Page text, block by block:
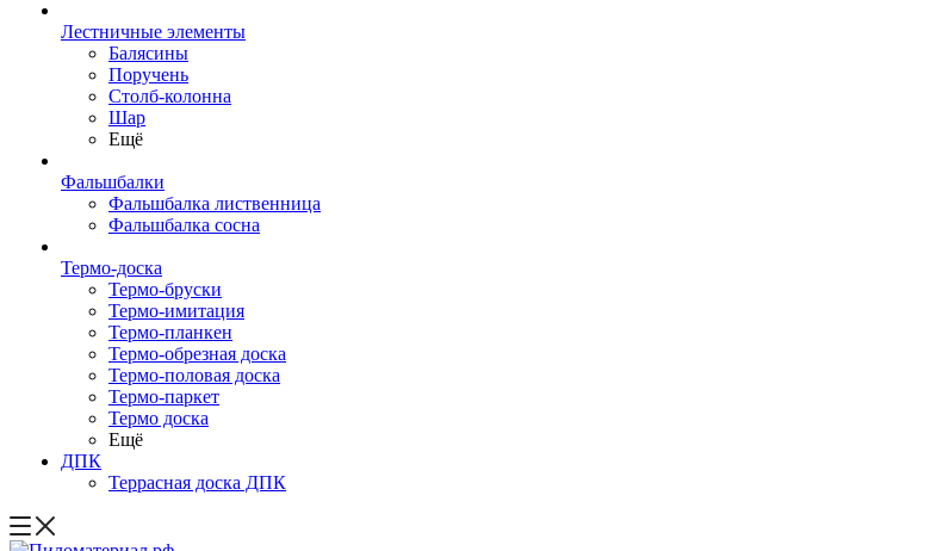
Лестничные элементы
Балясины
Поручень
Столб-колонна
Шар
Ещё
Фальшбалки
Фальшбалка лиственница
Фальшбалка сосна
Термо-доска
Термо-бруски
Термо-имитация
Термо-планкен
Термо-обрезная доска
Термо-половая доска
Термо-паркет
Термо доска
Ещё
ДПК
Террасная доска ДПК